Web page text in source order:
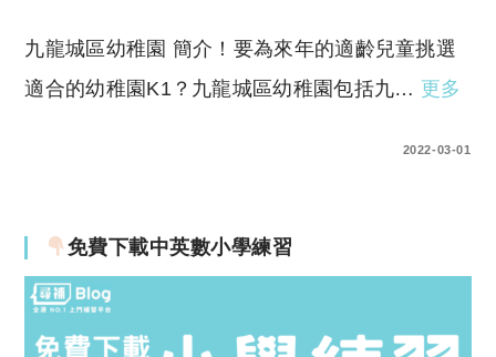
九龍城區幼稚園 簡介！要為來年的適齡兒童挑選
適合的幼稚園K1？九龍城區幼稚園包括九… 更多
2022-03-01
免費下載中英數小學練習